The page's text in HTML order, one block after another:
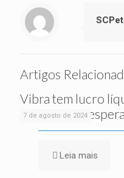
Artigos
7 de agosto de 2024
Vibra tem lucro
tri, acima do
Leia mais